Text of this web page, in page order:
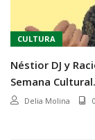
CULTURA
Néstior DJ y
Semana
Delia Molina